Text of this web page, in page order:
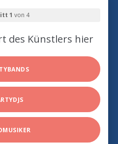
1 von 4
des Künstlers hier